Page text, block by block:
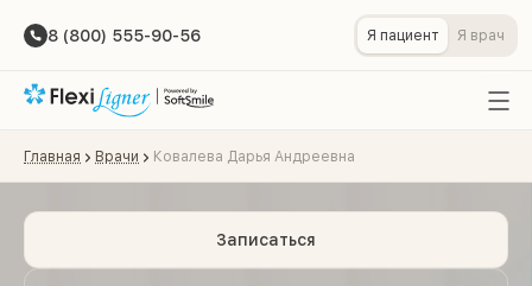
8 (800) 555-90-56 Я пациент Я врач
Главная Врачи Ковалева Дарья Андреевна
Записаться